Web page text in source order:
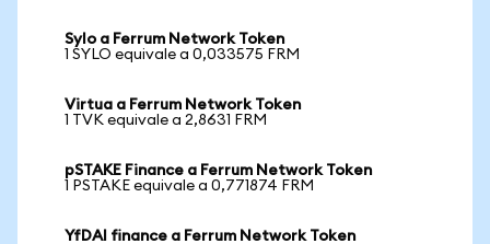
Sylo a Ferrum Network Token
1 SYLO equivale a 0,033575 FRM
Virtua a Ferrum Network Token
1 TVK equivale a 2,8631 FRM
pSTAKE Finance a Ferrum Network Token
1 PSTAKE equivale a 0,771874 FRM
YfDAI finance a Ferrum Network Token